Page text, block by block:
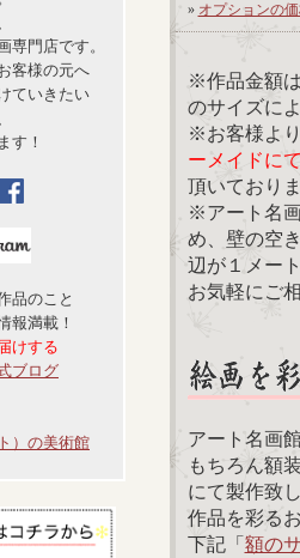
専門店です。
客様の元へ
ていきたい
す！
品のこと
報満載！
けする
ブログ
）の美術館
» オプションの
※作品金額
のサイズに
※お客様よ
ーメイドに
頂いており
※アート名
め、壁の空
辺が１メー
お気軽にご
アート名画
もちろん額
にて製作致
作品を彩る
下記「額の